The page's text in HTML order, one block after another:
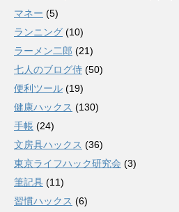
マネー (5)
ランニング (10)
ラーメン二郎 (21)
七人のブログ侍 (50)
便利ツール (19)
健康ハックス (130)
手帳 (24)
文房具ハックス (36)
東京ライフハック研究会 (3)
筆記具 (11)
習慣ハックス (6)